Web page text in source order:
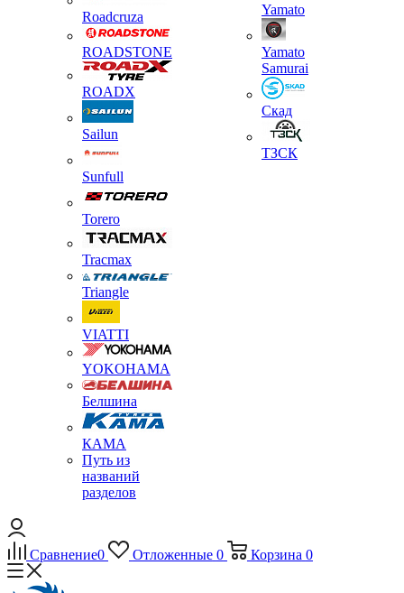
Roadcruza
ROADSTONE
ROADX
Sailun
Sunfull
Torero
Tracmax
Triangle
VIATTI
YOKOHAMA
Белшина
КАМА
Путь из
названий
разделов
Yamato
Yamato
Samurai
Скад
ТЗСК
Сравнение0 Отложенные 0 Корзина 0